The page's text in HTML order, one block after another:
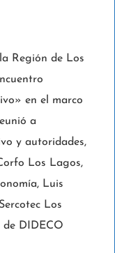
Región de Los
en el marco
a
y autoridades,
Los Lagos,
Luis
Los
de DIDECO